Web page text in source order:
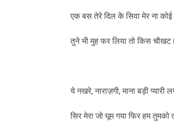
एक बस तेरे दिल के सिवा मेर ना
तुने भी मुह फर लिया तो किस चौखट
ये नखरे, नाराज़गी, माना बड़ी प्यारी
सिर मेरा जो घूम गया फिर हम तुमको